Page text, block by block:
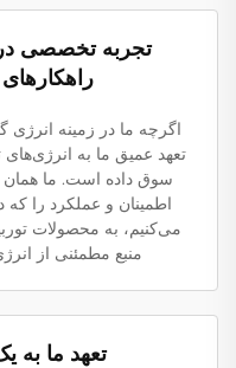
تجربه تخصصی در
اگرچه ما در زمینه
تعهد عمیق ما به انرژی‌های
سوق داده است. ما همان
اطمینان و عملکرد را
می‌کنیم، به محصولات
منبع مطمئنی از
تعهد ما به